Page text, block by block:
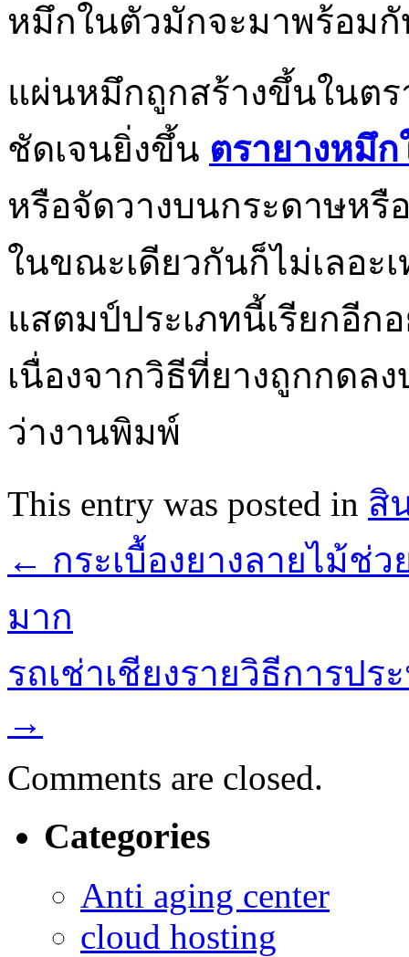
หมึกในตัวมักจะมาพร้อม
แผ่นหมึกถูกสร้างขึ้นในต
ชัดเจนยิ่งขึ้น ตรายางหมึก
หรือจัดวางบนกระดาษหรื
ในขณะเดียวกันก็ไม่เลอะ
แสตมป์ประเภทนี้เรียกอีก
เนื่องจากวิธีที่ยางถูกกดล
ว่างานพิมพ์
This entry was posted in สิ
← กระเบื้องยางลายไม้ช่
มาก
รถเช่าเชียงรายวิธีการป
→
Comments are closed.
Categories
Anti aging center
cloud hosting